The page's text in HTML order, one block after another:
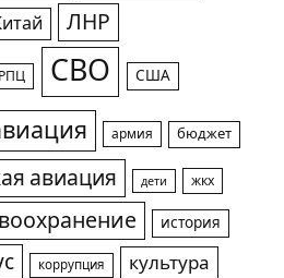
ЛНР
РПЦ СВО США
армия бюджет
авиация дети жкх
история
коррупция
культура